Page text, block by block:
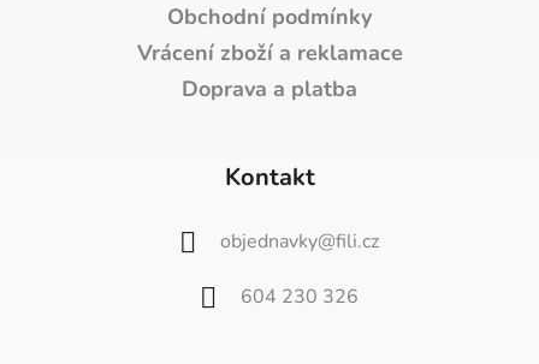
Obchodní podmínky
Vrácení zboží a reklamace
Doprava a platba
Kontakt
objednavky@fili.cz
604 230 326